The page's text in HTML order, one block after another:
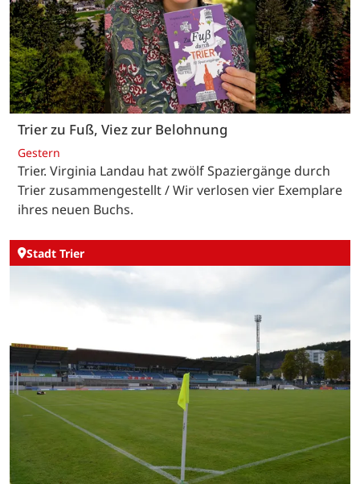
Trier zu Fuß, Viez zur Belohnung
Gestern
Trier. Virginia Landau hat zwölf Spaziergänge durch
Trier zusammengestellt / Wir verlosen vier Exemplare
ihres neuen Buchs.
Stadt Trier